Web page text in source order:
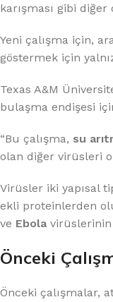
karışması gibi
Yeni çalışma için,
göstermek için
Texas A&M
bulaşma endişesi
“Bu çalışma, su
olan diğer virüsleri
Virüsler iki yapısal
ekli proteinlerden
ve Ebola virüslerinin
Önceki
Önceki çalışmalar,